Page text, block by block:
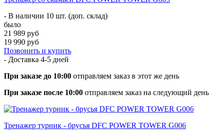
- В наличии 10 шт. (доп. склад)
было
21 989 руб
19 990 руб
Позвонить и купить
- Доставка 4-5 дней
При заказе до 10:00 отправляем заказ в этот же день
При заказе после 10:00 отправляем заказ на следующий день
Тренажер турник - брусья DFC POWER TOWER G006